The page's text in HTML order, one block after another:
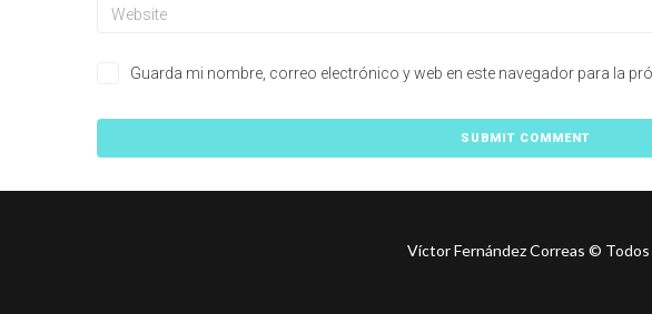
Guarda mi nombre, correo electrónico y web en este navegador para la
Víctor Fernández Correas ©